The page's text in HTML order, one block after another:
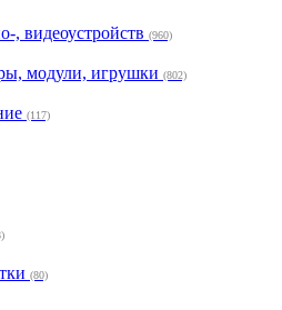
, видеоустройств (960)
модули, игрушки (802)
(117)
(80)